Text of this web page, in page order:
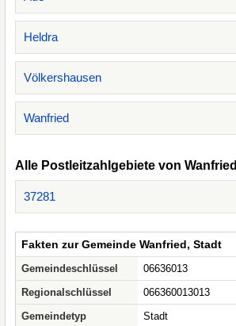
Heldra
Völkershausen
Wanfried
Alle Postleitzahlgebiete von Wanfried
37281
Fakten zur Gemeinde Wanfried, Stadt
Gemeindeschlüssel
06636013
Regionalschlüssel
066360013013
Gemeindetyp
Stadt